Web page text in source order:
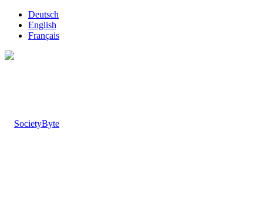
Deutsch
English
Français